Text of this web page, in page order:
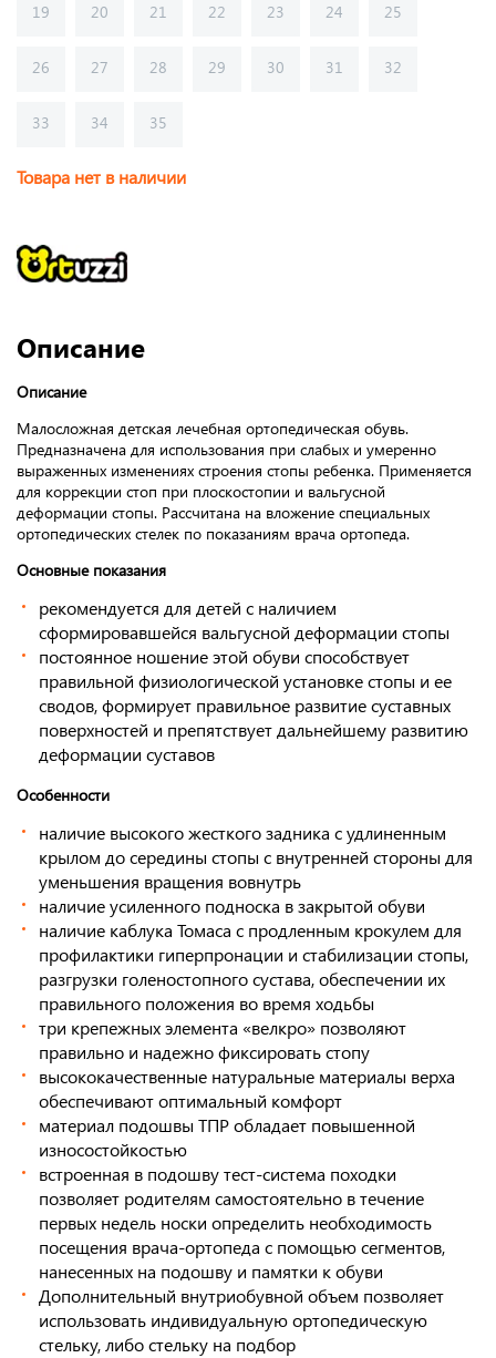
19 20 21 22 23 24 25
26 27 28 29 30 31 32
33 34 35
Товара нет в наличии
Описание
Описание
Малосложная детская лечебная ортопедическая обувь.
Предназначена для использования при слабых и умеренно
выраженных изменениях строения стопы ребенка. Применяется
для коррекции стоп при плоскостопии и вальгусной
деформации стопы. Рассчитана на вложение специальных
ортопедических стелек по показаниям врача ортопеда.
Основные показания
рекомендуется для детей с наличием
сформировавшейся вальгусной деформации стопы
постоянное ношение этой обуви способствует
правильной физиологической установке стопы и ее
сводов, формирует правильное развитие суставных
поверхностей и препятствует дальнейшему развитию
деформации суставов
Особенности
наличие высокого жесткого задника с удлиненным
крылом до середины стопы с внутренней стороны для
уменьшения вращения вовнутрь
наличие усиленного подноска в закрытой обуви
наличие каблука Томаса с продленным крокулем для
профилактики гиперпронации и стабилизации стопы,
разгрузки голеностопного сустава, обеспечении их
правильного положения во время ходьбы
три крепежных элемента «велкро» позволяют
правильно и надежно фиксировать стопу
высококачественные натуральные материалы верха
обеспечивают оптимальный комфорт
материал подошвы ТПР обладает повышенной
износостойкостью
встроенная в подошву тест-система походки
позволяет родителям самостоятельно в течение
первых недель носки определить необходимость
посещения врача-ортопеда с помощью сегментов,
нанесенных на подошву и памятки к обуви
Дополнительный внутриобувной объем позволяет
использовать индивидуальную ортопедическую
стельку, либо стельку на подбор